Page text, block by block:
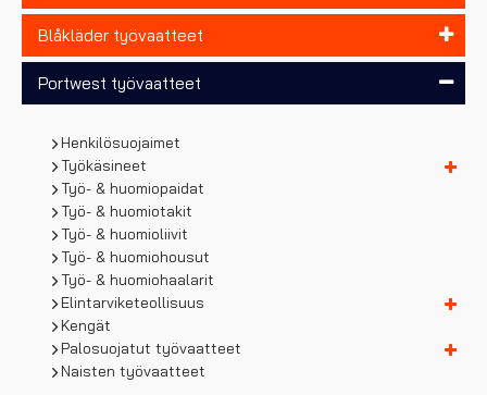
Blåkläder työvaatteet
Portwest työvaatteet
Henkilösuojaimet
Työkäsineet
Työ- & huomiopaidat
Työ- & huomiotakit
Työ- & huomioliivit
Työ- & huomiohousut
Työ- & huomiohaalarit
Elintarviketeollisuus
Kengät
Palosuojatut työvaatteet
Naisten työvaatteet